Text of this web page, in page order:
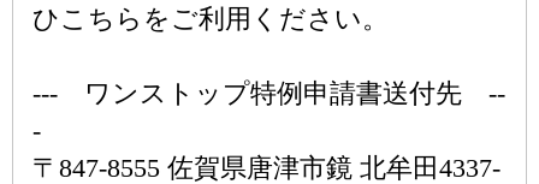
ひこちらをご利用ください。
--- ワンストップ特例申請書送付先 --
-
〒847-8555 佐賀県唐津市鏡 北牟田4337-